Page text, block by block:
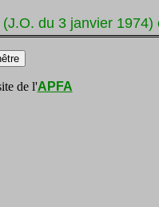
du 3 janvier 1974)
de l'APFA